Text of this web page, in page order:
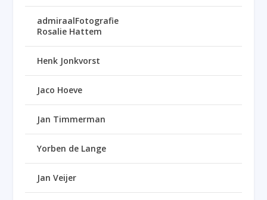
admiraalFotografie
Rosalie Hattem
Henk Jonkvorst
Jaco Hoeve
Jan Timmerman
Yorben de Lange
Jan Veijer